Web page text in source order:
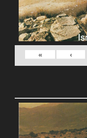
›
»